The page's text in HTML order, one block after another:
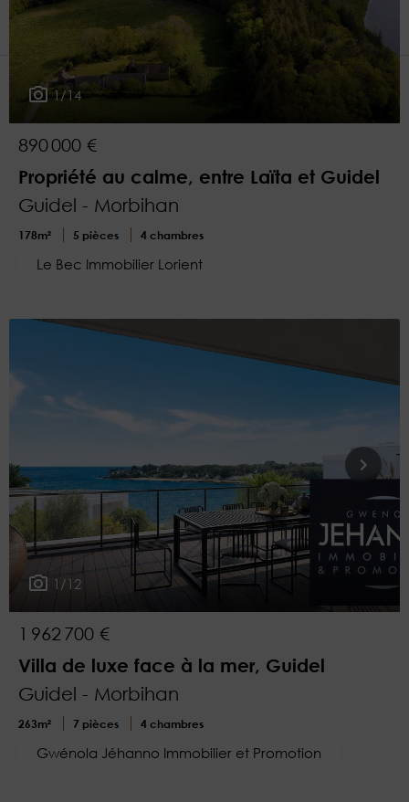
Plus de critères
1/14
890 000 €
Propriété au calme, entre Laïta et Guidel
Guidel - Morbihan
178m² 5 pièces 4 chambres
Le Bec Immobilier Lorient
1/12
1 962 700 €
Villa de luxe face à la mer, Guidel
Guidel - Morbihan
263m² 7 pièces 4 chambres
Gwénola Jéhanno Immobilier et Promotion